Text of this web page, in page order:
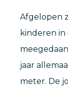
Afgelopen
kinderen in
jaar
meter. De